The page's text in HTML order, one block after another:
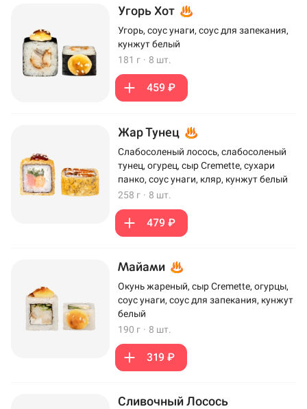
Угорь Хот
Угорь, соус унаги, соус для запекания,
кунжут белый
181 г · 8 шт.
459 ₽
Жар Тунец
Слабосоленый лосось, слабосоленый
тунец, огурец, сыр Cremette, сухари
панко, соус унаги, кляр, кунжут белый
258 г · 8 шт.
479 ₽
Майами
Окунь жареный, сыр Cremette, огурцы,
соус унаги, соус для запекания, кунжут
белый
190 г · 8 шт.
319 ₽
Сливочный Лосось